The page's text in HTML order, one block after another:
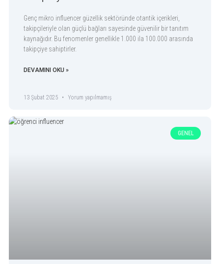
Genç mikro influencer güzellik sektöründe otantik içerikleri,
takipçileriyle olan güçlü bağları sayesinde güvenilir bir tanıtım
kaynağıdır. Bu fenomenler genellikle 1.000 ila 100.000 arasında
takipçiye sahiptirler.
DEVAMINI OKU »
13 Şubat 2025 Yorum yapılmamış
GENEL